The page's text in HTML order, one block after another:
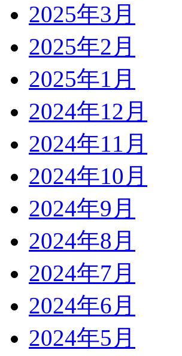
2025年3月
2025年2月
2025年1月
2024年12月
2024年11月
2024年10月
2024年9月
2024年8月
2024年7月
2024年6月
2024年5月